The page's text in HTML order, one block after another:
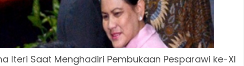
Iteri Saat Menghadiri Pembukaan Pesparawi ke-XI